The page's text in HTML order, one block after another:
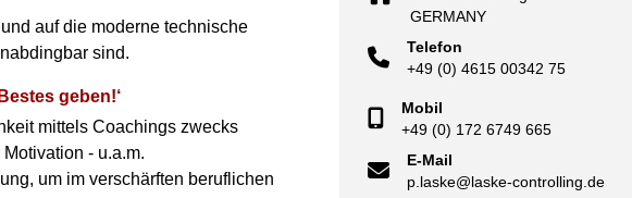
auf die moderne technische
sind.
geben!‘
mittels Coachings zwecks
- u.a.m.
um im verschärften beruflichen
GERMANY
Telefon
+49 (0) 4615 00342 75
Mobil
+49 (0) 172 6749 665
E-Mail
p.laske@laske-controlling.de